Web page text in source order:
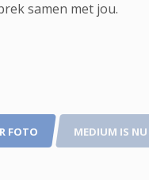
samen met jou.
FOTO MEDIUM IS NU